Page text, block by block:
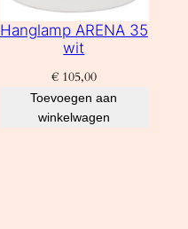
Hanglamp ARENA 35
wit
€105,00
Toevoegen aan
winkelwagen